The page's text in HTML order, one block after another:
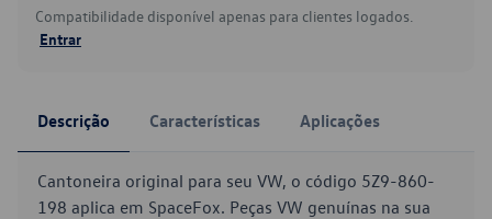
Compatibilidade disponível apenas para clientes logados.
Entrar
Descrição Características Aplicações
Cantoneira original para seu VW, o código 5Z9-860-
198 aplica em SpaceFox. Peças VW genuínas na sua